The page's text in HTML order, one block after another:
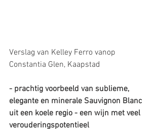
Verslag van Kelley Ferro vanop
Constantia Glen, Kaapstad
- prachtig voorbeeld van sublieme,
elegante en minerale Sauvignon Blanc
uit een koele regio - een wijn met veel
verouderingspotentieel